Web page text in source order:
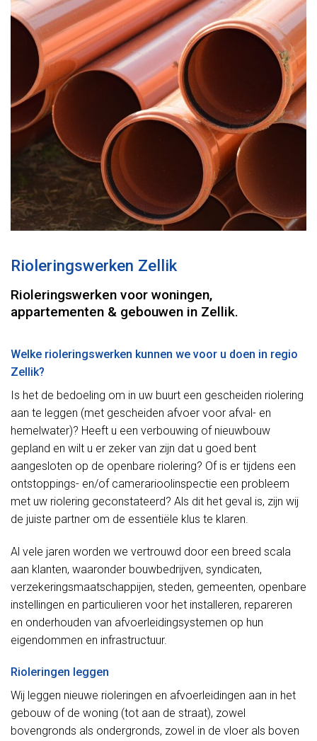
Rioleringswerken Zellik
Rioleringswerken voor woningen,
appartementen & gebouwen in Zellik.
Welke rioleringswerken kunnen we voor u doen in regio
Zellik?
Is het de bedoeling om in uw buurt een gescheiden riolering
aan te leggen (met gescheiden afvoer voor afval- en
hemelwater)? Heeft u een verbouwing of nieuwbouw
gepland en wilt u er zeker van zijn dat u goed bent
aangesloten op de openbare riolering? Of is er tijdens een
ontstoppings- en/of camerarioolinspectie een probleem
met uw riolering geconstateerd? Als dit het geval is, zijn wij
de juiste partner om de essentiële klus te klaren.
Al vele jaren worden we vertrouwd door een breed scala
aan klanten, waaronder bouwbedrijven, syndicaten,
verzekeringsmaatschappijen, steden, gemeenten, openbare
instellingen en particulieren voor het installeren, repareren
en onderhouden van afvoerleidingsystemen op hun
eigendommen en infrastructuur.
Rioleringen leggen
Wij leggen nieuwe rioleringen en afvoerleidingen aan in het
gebouw of de woning (tot aan de straat), zowel
bovengronds als ondergronds, zowel in de vloer als boven